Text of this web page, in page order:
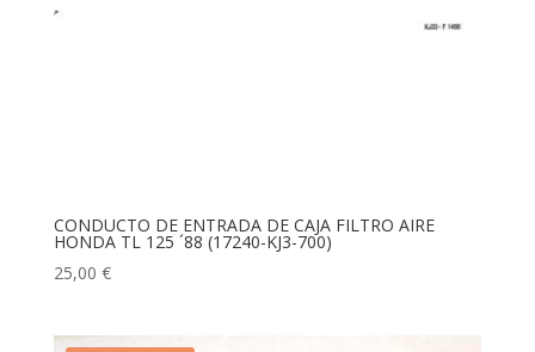
CONDUCTO DE ENTRADA DE CAJA FILTRO AIRE
HONDA TL 125 ´88 (17240-KJ3-700)
25,00 €